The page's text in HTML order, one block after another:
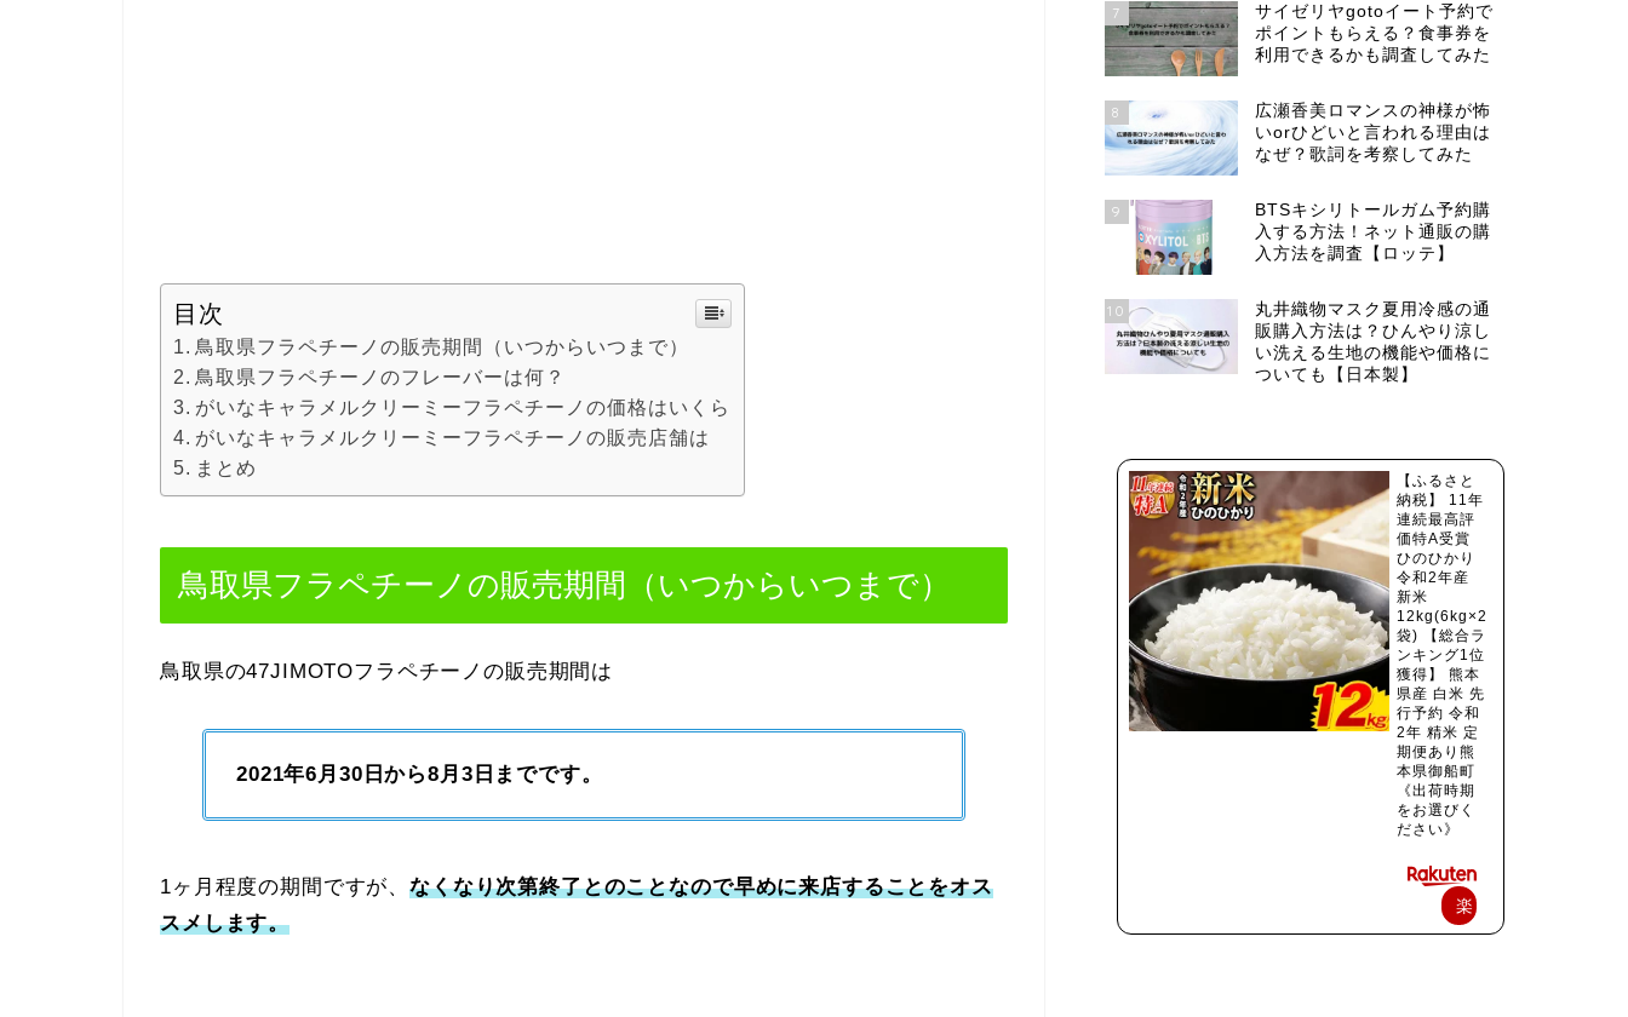
目次
鳥取県フラペチーノの販売期間（いつからいつまで）
鳥取県フラペチーノのフレーバーは何？
がいなキャラメルクリーミーフラペチーノの価格はいくら
がいなキャラメルクリーミーフラペチーノの販売店舗は
まとめ
鳥取県フラペチーノの販売期間（いつからいつまで）
鳥取県の47JIMOTOフラペチーノの販売期間は
2021年6月30日から8月3日までです。
1ヶ月程度の期間ですが、なくなり次第終了とのことなので早めに来店することをオス
スメします。
7
サイゼリヤgotoイート予約で
ポイントもらえる？食事券を
利用できるかも調査してみた
8
広瀬香美ロマンスの神様が怖
いorひどいと言われる理由は
なぜ？歌詞を考察してみた
9
BTSキシリトールガム予約購
入する方法！ネット通販の購
入方法を調査【ロッテ】
10
丸井織物マスク夏用冷感の通
販購入方法は？ひんやり涼し
い洗える生地の機能や価格に
ついても【日本製】
【ふるさと
納税】 11年
連続最高評
価特A受賞
ひのひかり
令和2年産
新米
12kg(6kg×2
袋) 【総合ラ
ンキング1位
獲得】 熊本
県産 白米 先
行予約 令和
2年 精米 定
期便あり熊
本県御船町
《出荷時期
をお選びく
ださい》
楽